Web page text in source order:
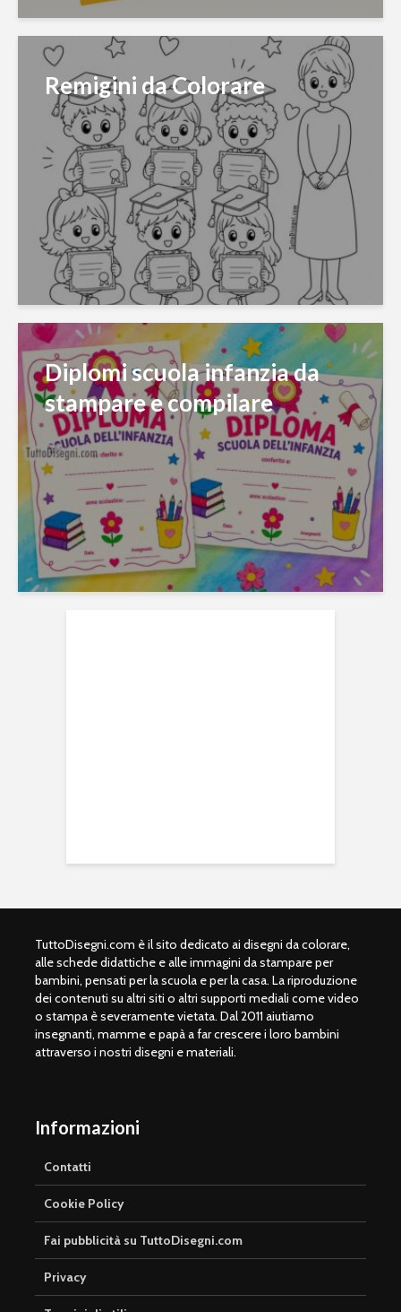
Remigini da Colorare
Diplomi scuola infanzia da
stampare e compilare
TuttoDisegni.com è il sito dedicato ai disegni da colorare,
alle schede didattiche e alle immagini da stampare per
bambini, pensati per la scuola e per la casa. La riproduzione
dei contenuti su altri siti o altri supporti mediali come video
o stampa è severamente vietata. Dal 2011 aiutiamo
insegnanti, mamme e papà a far crescere i loro bambini
attraverso i nostri disegni e materiali.
Informazioni
Contatti
Cookie Policy
Fai pubblicità su TuttoDisegni.com
Privacy